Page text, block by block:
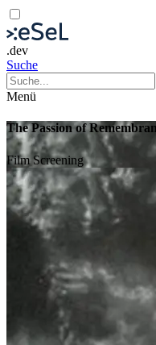
.dev
Suche
Menü
The Passion of
Film Screening